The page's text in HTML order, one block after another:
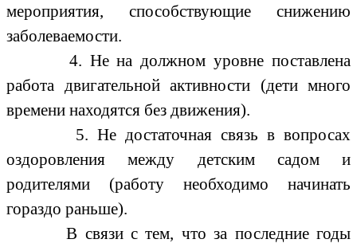
мероприятия, способствующие снижению
заболеваемости.
4. Не на должном уровне поставлена
работа двигательной активности (дети много
времени находятся без движения).
5. Не достаточная связь в вопросах
оздоровления между детским садом и
родителями (работу необходимо начинать
гораздо раньше).
В связи с тем, что за последние годы